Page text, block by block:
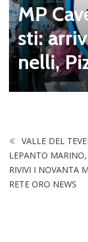
MP
sti:
nelli,
VALLE DEL
LEPANTO MARINO,
RIVIVI I NOVANTA
RETE ORO NEWS